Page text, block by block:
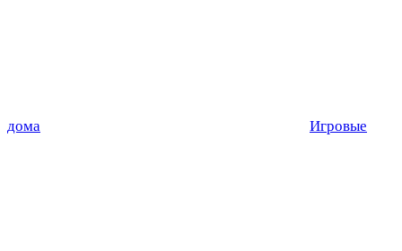
дома Игровые